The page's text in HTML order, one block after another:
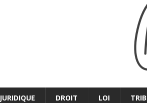
JURIDIQUE DROIT LOI